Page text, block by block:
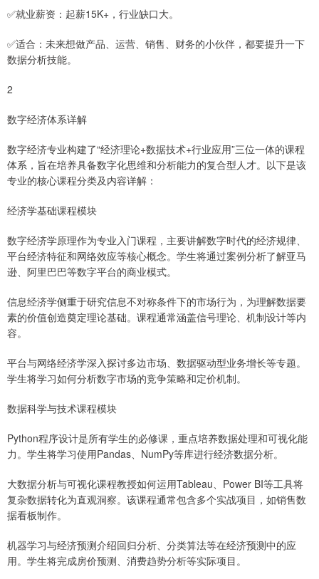
✅就业薪资：起薪15K+，行业缺口大。
✅适合：未来想做产品、运营、销售、财务的小伙伴，都要提升一下
数据分析技能。
2
数字经济体系详解
数字经济专业构建了“经济理论+数据技术+行业应用”三位一体的课程
体系，旨在培养具备数字化思维和分析能力的复合型人才。以下是该
专业的核心课程分类及内容详解：
经济学基础课程模块
数字经济学原理作为专业入门课程，主要讲解数字时代的经济规律、
平台经济特征和网络效应等核心概念。学生将通过案例分析了解亚马
逊、阿里巴巴等数字平台的商业模式。
信息经济学侧重于研究信息不对称条件下的市场行为，为理解数据要
素的价值创造奠定理论基础。课程通常涵盖信号理论、机制设计等内
容。
平台与网络经济学深入探讨多边市场、数据驱动型业务增长等专题。
学生将学习如何分析数字市场的竞争策略和定价机制。
数据科学与技术课程模块
Python程序设计是所有学生的必修课，重点培养数据处理和可视化能
力。学生将学习使用Pandas、NumPy等库进行经济数据分析。
大数据分析与可视化课程教授如何运用Tableau、Power BI等工具将
复杂数据转化为直观洞察。该课程通常包含多个实战项目，如销售数
据看板制作。
机器学习与经济预测介绍回归分析、分类算法等在经济预测中的应
用。学生将完成房价预测、消费趋势分析等实际项目。